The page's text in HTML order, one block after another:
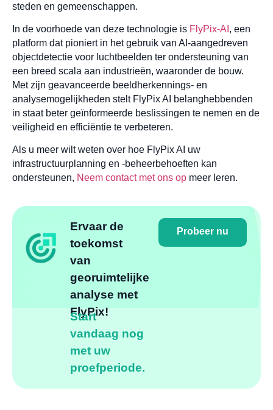
steden en gemeenschappen.
In de voorhoede van deze technologie is FlyPix-AI , een
platform dat pioniert in het gebruik van AI-aangedreven
objectdetectie voor luchtbeelden ter ondersteuning van
een breed scala aan industrieën, waaronder de bouw.
Met zijn geavanceerde beeldherkennings- en
analysemogelijkheden stelt FlyPix AI belanghebbenden
in staat beter geïnformeerde beslissingen te nemen en de
veiligheid en efficiëntie te verbeteren.
Als u meer wilt weten over hoe FlyPix AI uw
infrastructuurplanning en -beheerbehoeften kan
ondersteunen, Neem contact met ons op meer leren.
Ervaar de
toekomst
van
georuimtelijke
analyse met
FlyPix!
Start
vandaag nog
met uw
proefperiode.
Probeer nu